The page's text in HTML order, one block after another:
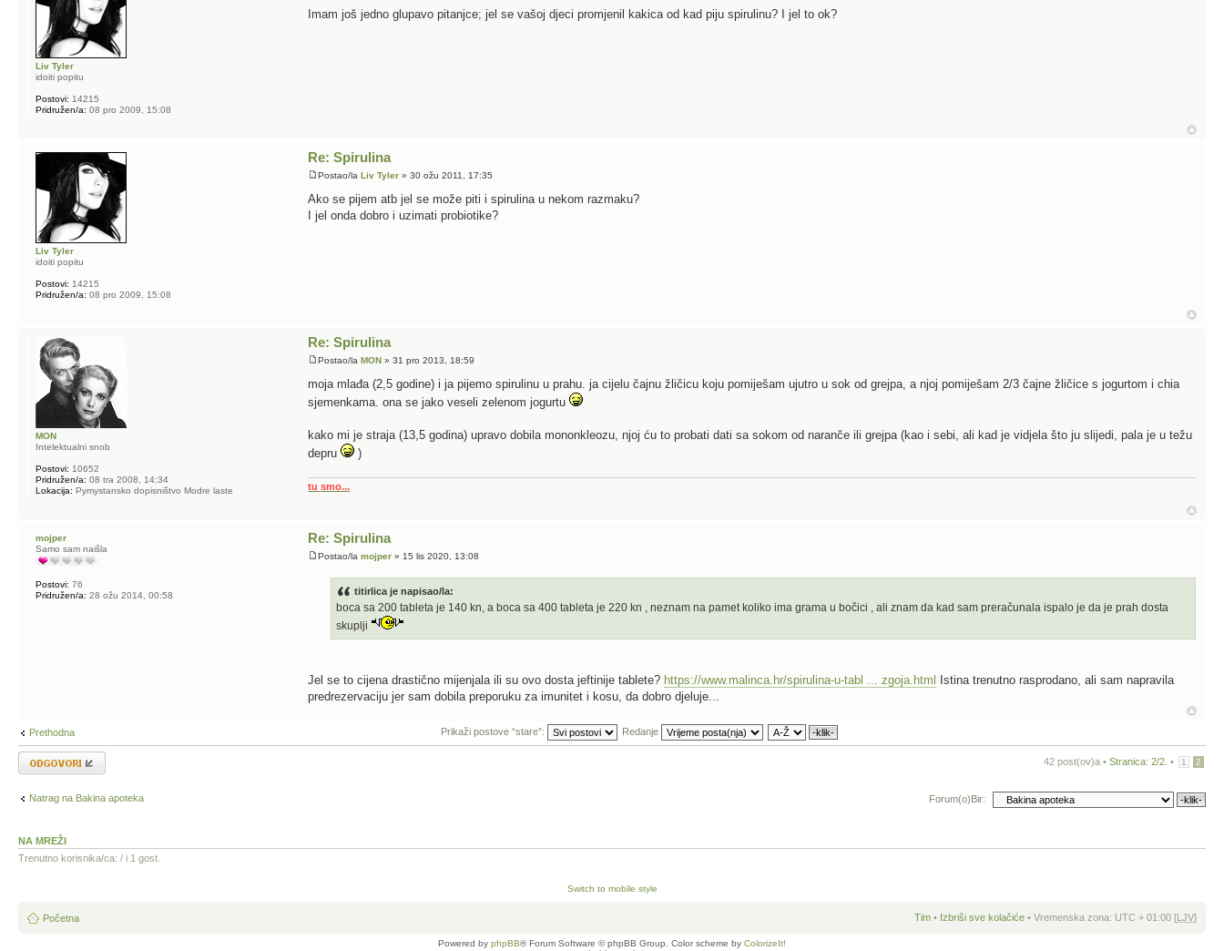
Imam još jedno glupavo pitanjce; jel se vašoj djeci promjenil kakica od kad piju spirulinu? I jel to ok?
Liv Tyler
idoiti popitu
Postovi: 14215
Pridružen/a: 08 pro 2009, 15:08
Re: Spirulina
Postao/laLiv Tyler » 30 ožu 2011, 17:35
Ako se pijem atb jel se može piti i spirulina u nekom razmaku?
I jel onda dobro i uzimati probiotike?
Liv Tyler
idoiti popitu
Postovi: 14215
Pridružen/a: 08 pro 2009, 15:08
Re: Spirulina
Postao/laMON » 31 pro 2013, 18:59
moja mlađa (2,5 godine) i ja pijemo spirulinu u prahu. ja cijelu čajnu žličicu koju pomiješam ujutro u sok od grejpa, a njoj pomiješam 2/3 čajne žličice s jogurtom i chia
sjemenkama. ona se jako veseli zelenom jogurtu
kako mi je straja (13,5 godina) upravo dobila mononkleozu, njoj ću to probati dati sa sokom od naranče ili grejpa (kao i sebi, ali kad je vidjela što ju slijedi, pala je u težu
depru
)
tu smo...
MON
Intelektualni snob
Postovi: 10652
Pridružen/a: 08 tra 2008, 14:34
Lokacija: Pymystansko dopisništvo Modre laste
Re: Spirulina
Postao/lamojper » 15 lis 2020, 13:08
titirlica je napisao/la:
boca sa 200 tableta je 140 kn, a boca sa 400 tableta je 220 kn , neznam na pamet koliko ima grama u bočici , ali znam da kad sam preračunala ispalo je da je prah dosta
skuplji
Jel se to cijena drastično mijenjala ili su ovo dosta jeftinije tablete? https://www.malinca.hr/spirulina-u-tabl ... zgoja.html
Istina trenutno rasprodano, ali sam napravila
predrezervaciju jer sam dobila preporuku za imunitet i kosu, da dobro djeluje...
mojper
Samo sam naišla
Postovi: 76
Pridružen/a: 28 ožu 2014, 00:58
Prethodna Prikaži postove “stare”: Redanje
Odgovori 42 post(ov)a • Stranica: 2/2 • 1 2
Natrag na Bakina apoteka Forum(o)Bir:
NA MREŽI
Trenutno korisnika/ca: / i 1 gost.
Switch to mobile style
Početna Tim • Izbriši sve kolačiće • Vremenska zona: UTC + 01:00 [ LJV]
Powered by phpBB® Forum Software © phpBB Group. Color scheme by ColorizeIt!